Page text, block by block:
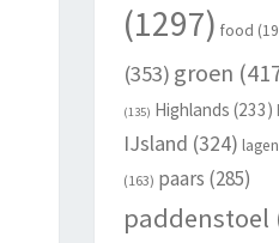
(1297) food
(353) groen
(135) Highlands (233)
IJsland (324) lagen
(163) paars (285)
paddenstoel